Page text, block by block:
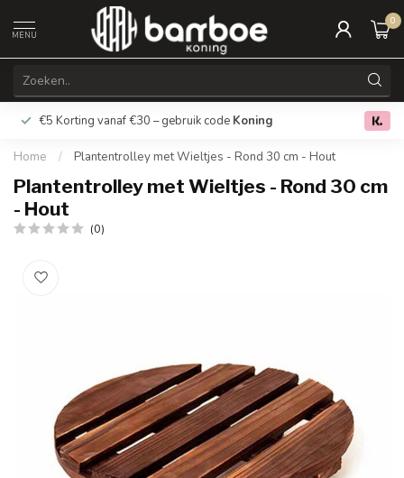
MENU
0
€5 Korting vanaf €30 – gebruik code Koning Gratis
Home / Plantentrolley met Wieltjes - Rond 30 cm - Hout
Plantentrolley met Wieltjes - Rond 30 cm
- Hout
(0)